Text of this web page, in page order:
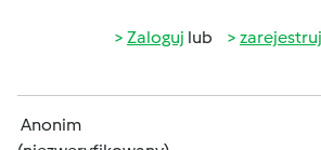
Zaloguj lub
Anonim